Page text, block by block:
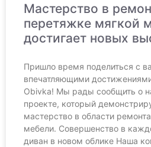
Мастерство в
перетяжке мягкой
достигает новых
Пришло время поделиться с
впечатляющими
Obivka! Мы рады сообщить о
проекте, который
мастерство в области
мебели. Совершенство в
диван в новом облике Наша